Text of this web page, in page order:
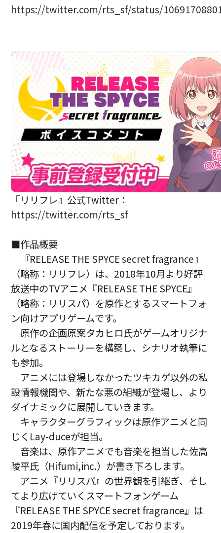
https://twitter.com/rts_sf/status/
『リリフレ』公式Twitter：
https://twitter.com/rts_sf
■作品概要
『RELEASE THE SPYCE secret fragrance』
（略称：リリフレ）は、2018年10月より好評
放送中のTVアニメ『RELEASE THE SPYCE』
（略称：リリスパ）を原作とするスマートフォ
ン向けアプリゲームです。
原作の企画原案タカヒロ氏がゲームオリジナ
ルとなるストーリーを構築し、シナリオ執筆に
も参加。
アニメには登場しなかったツキカゲ以外の私
設情報機関や、新たな悪の組織が登場し、より
ダイナミックに展開していきます。
キャラクターグラフィックは原作アニメと同
じくLay-duceが担当。
音楽は、原作アニメでも音楽を担当した佐高
陵平氏（Hifumi,inc.）が書き下ろします。
アニメ『リリスパ』の世界観を引継ぎ、そし
てより広げていくスマートフォンゲーム
『RELEASE THE SPYCE secret fragrance』は
2019年春に国内配信を予定しております。